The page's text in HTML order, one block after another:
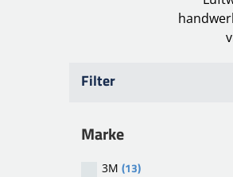
Filter
Marke
3M (13)